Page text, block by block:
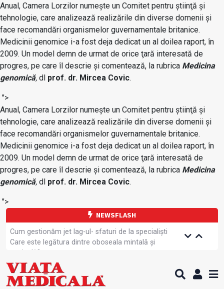
Anual, Camera Lorzilor numeşte un Comitet pentru ştiinţă şi
tehnologie, care analizează realizările din diverse domenii şi
face recomandări organismelor guvernamentale britanice.
Medicinii genomice i-a fost deja dedicat un al doilea raport, în
2009. Un model demn de urmat de orice ţară interesată de
progres, pe care îl descrie şi comentează, la rubrica Medicina
genomică, dl prof. dr. Mircea Covic.
">
Anual, Camera Lorzilor numeşte un Comitet pentru ştiinţă şi
tehnologie, care analizează realizările din diverse domenii şi
face recomandări organismelor guvernamentale britanice.
Medicinii genomice i-a fost deja dedicat un al doilea raport, în
2009. Un model demn de urmat de orice ţară interesată de
progres, pe care îl descrie şi comentează, la rubrica Medicina
genomică, dl prof. dr. Mircea Covic.
">
NEWSFLASH
Cum gestionăm jet lag-ul- sfaturi de la specialiști
Care este legătura dintre oboseala mintală și
caniculă?
Campanie de prevenție dedicată sportivelor
Un nou studiu pentru testarea unui vaccin împotriva
tulpinei Bundibugyo a virusului Ebola